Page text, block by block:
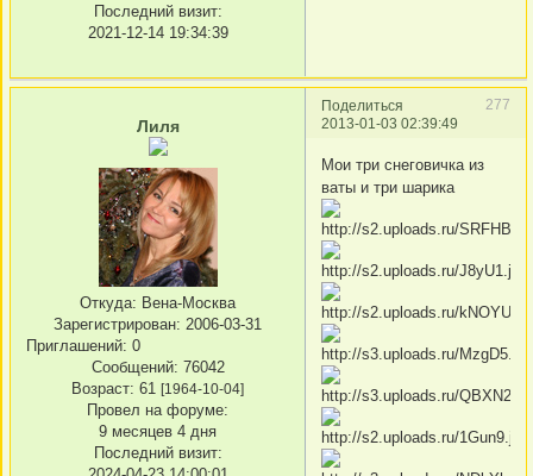
Последний визит:
2021-12-14 19:34:39
Поделиться
277
2013-01-03 02:39:49
Лиля
Откуда: Вена-Москва
Зарегистрирован: 2006-03-31
Приглашений: 0
Сообщений: 76042
Возраст: 61 [1964-10-04]
Провел на форуме:
9 месяцев 4 дня
Последний визит:
Мои три снеговичка из
ваты и три шарика